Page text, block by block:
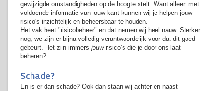
gewijzigde omstandigheden op de hoogte stelt. Want alleen met
voldoende informatie van jouw kant kunnen wij je helpen jouw
risico's inzichtelijk en beheersbaar te houden.
Het vak heet "risicobeheer" en dat nemen wij heel nauw. Sterker
nog, we zijn er bijna volledig verantwoordelijk voor dat dit goed
gebeurt. Het zijn immers jouw risico’s die je door ons laat
beheren?
Schade?
En is er dan schade? Ook dan staan wij achter en naast